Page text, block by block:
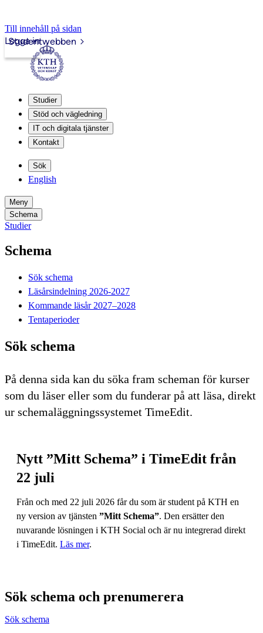
Till innehåll på sidan
Studentwebben
Logga in
Studier
Stöd och vägledning
IT och digitala tjänster
Kontakt
Sök
English
Meny
Schema
Studier
Schema
Sök schema
Läsårsindelning 2026-2027
Kommande läsår 2027–2028
Tentaperioder
Sök schema
På denna sida kan du söka fram scheman för kurser
som du läser eller som du funderar på att läsa, direkt
ur schemaläggningssystemet TimeEdit.
Nytt ”Mitt Schema” i TimeEdit från
22 juli
Från och med 22 juli 2026 får du som är student på KTH en
ny version av tjänsten ”Mitt Schema”. Den ersätter den
nuvarande lösningen i KTH Social och är nu integrerad direkt
i TimeEdit. Läs mer.
Sök schema och prenumerera
Sök schema